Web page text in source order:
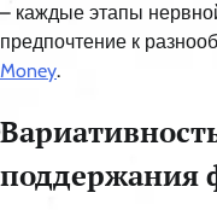
– каждые этапы
предпочтение к
Money.
поддержания